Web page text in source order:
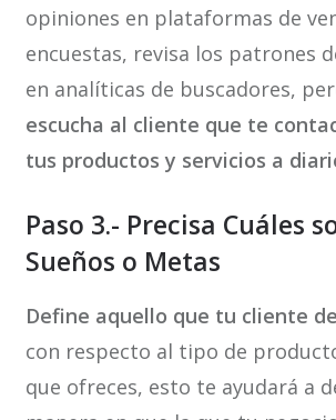
opiniones en plataformas de
encuestas, revisa los patrones
en analíticas de buscadores,
escucha al cliente que te
tus productos y servicios a
Paso 3.- Precisa Cuáles
Sueños o Metas
Define aquello que tu cliente
con respecto al tipo de
que ofreces, esto te ayudará a